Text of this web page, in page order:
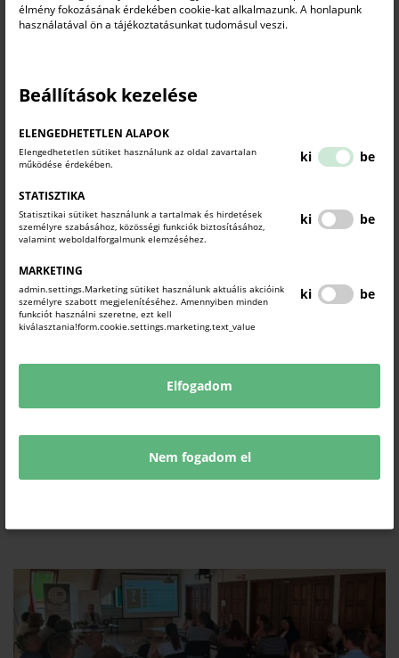
élmény fokozásának érdekében cookie-kat alkalmazunk. A honlapunk
használatával ön a tájékoztatásunkat tudomásul veszi.
Beállítások kezelése
ELENGEDHETETLEN ALAPOK
Elengedhetetlen sütiket használunk az oldal zavartalan
működése érdekében.
ki be
STATISZTIKA
Statisztikai sütiket használunk a tartalmak és hirdetések
személyre szabásához, közösségi funkciók biztosításához,
valamint weboldalforgalmunk elemzéséhez.
ki be
MARKETING
admin.settings.Marketing sütiket használunk aktuális akcióink
személyre szabott megjelenítéséhez. Amennyiben minden
funkciót használni szeretne, ezt kell
kiválasztania!form.cookie.settings.marketing.text_value
ki be
Elfogadom
Nem fogadom el
Rendezvények
2026. június 26.
én sikeresen megrendezte „KKV vezetőfejlesztő workshop – Vezess úgy, mint a
legjobbak!” című szakmai programját Tatabányán, az ISO 9000 Fórum Egyesület
Könyvelők világa – jubileumi konferencia a Könyvelők Klubja
Kereskedelmi és Iparkamara egyik legrégebbi szakmai közössége a Könyvelők
Klubja, mely fennállásának harmincadik évfordulóját ünnepli. A jubileum